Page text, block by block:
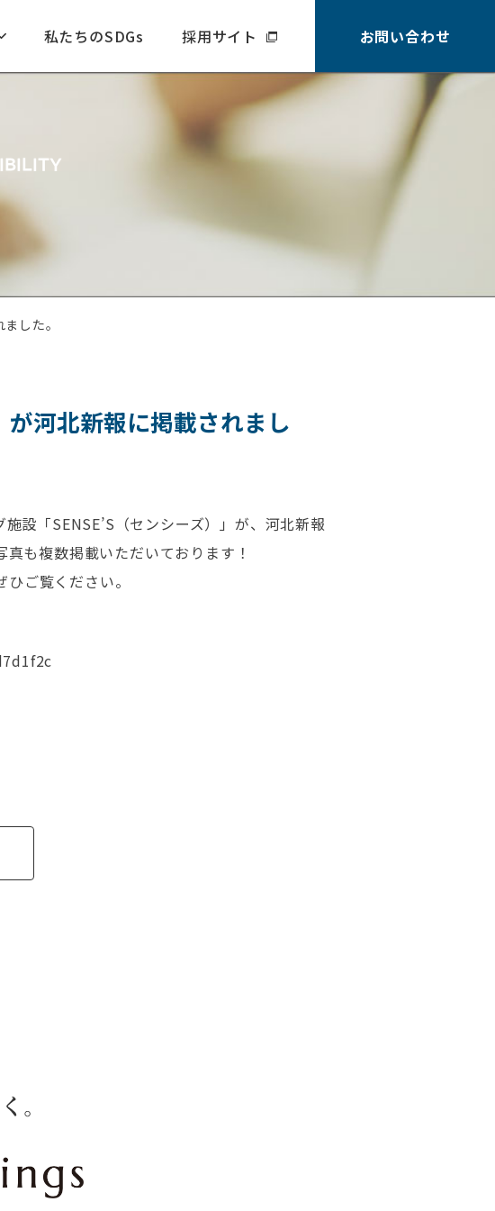
私たちのSDGs 採用サイト お問い合わせ
した。
が河北新報に掲載されまし
設「SENSE’S（センシーズ）」が、河北新報
も複数掲載いただいております！
ご覧ください。